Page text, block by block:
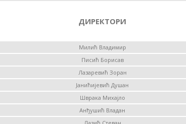
ДИРЕКТОРИ
Милић Владимир
Писић Борисав
Лазаревић Зоран
Јанићијевић Душан
Шврака Михајло
Анђушић Владан